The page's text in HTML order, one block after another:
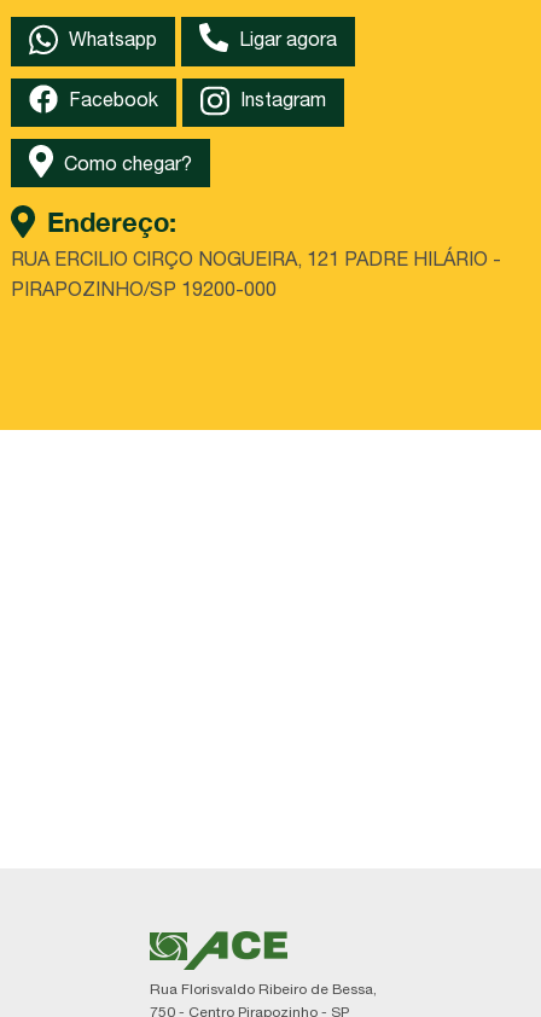
Whatsapp Ligar agora
Facebook Instagram
Como chegar?
Endereço:
RUA ERCILIO CIRÇO NOGUEIRA, 121 PADRE HILÁRIO -
PIRAPOZINHO/SP 19200-000
Rua Florisvaldo Ribeiro de Bessa,
750 - Centro Pirapozinho - SP